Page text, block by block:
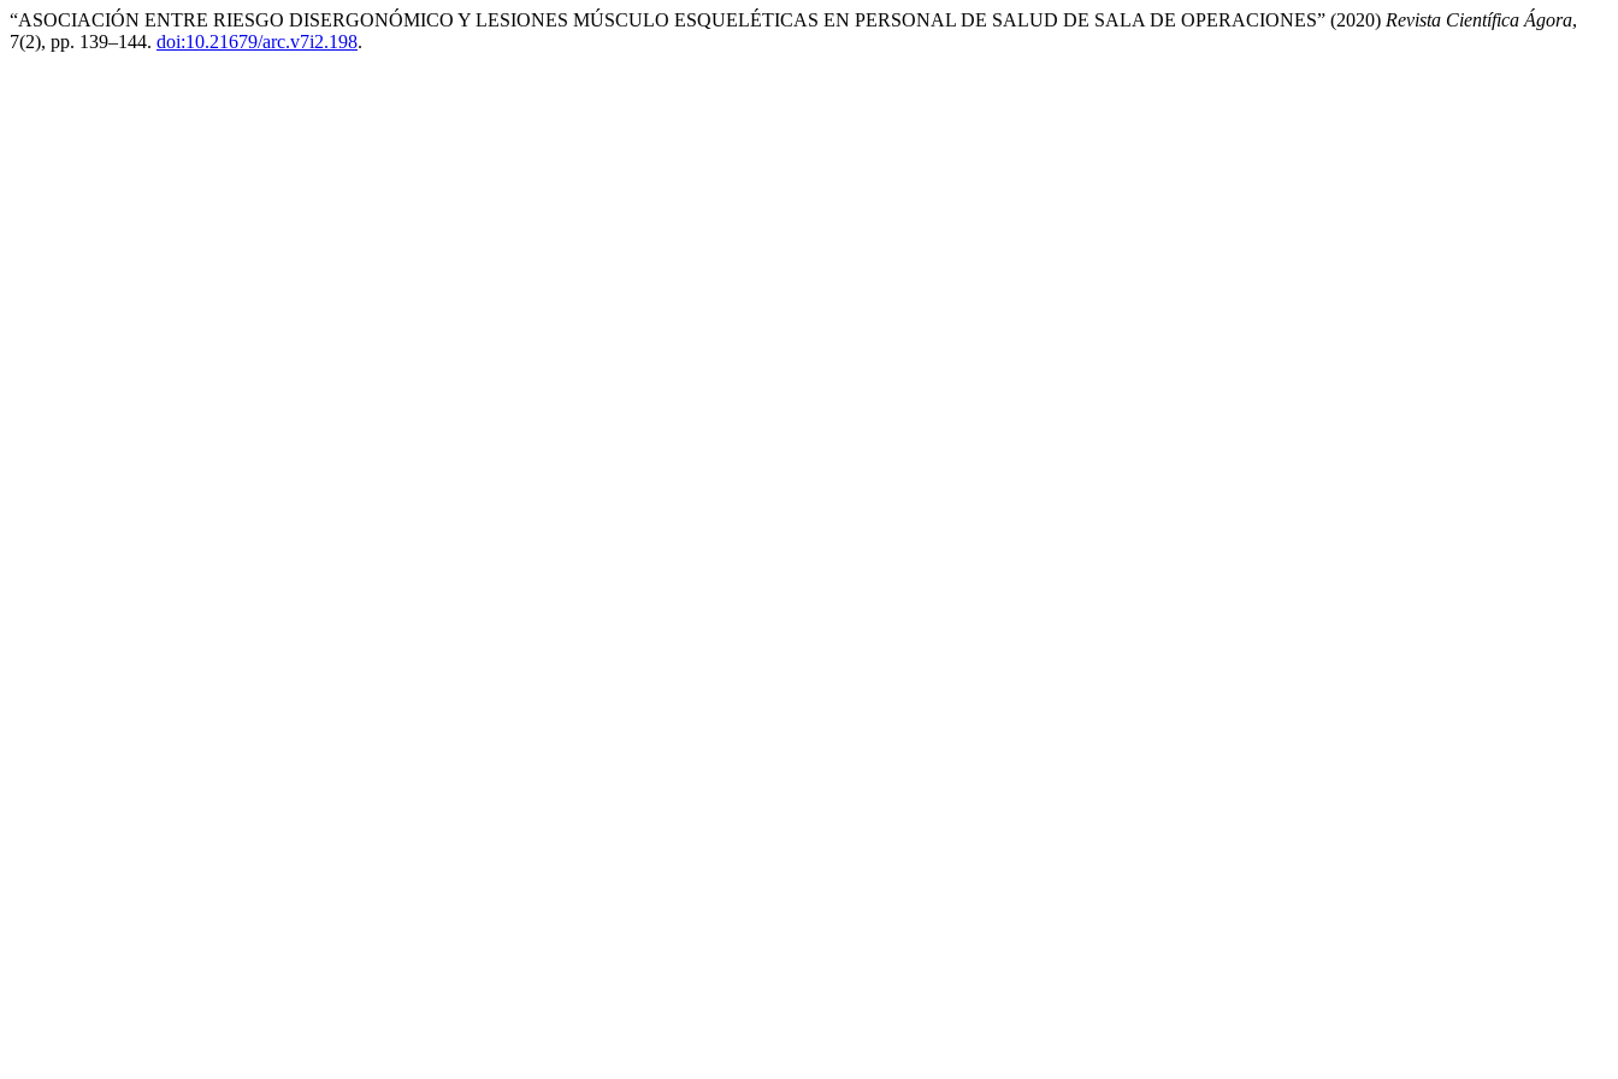
“ASOCIACIÓN ENTRE RIESGO DISERGONÓMICO Y LESIONES MÚSCULO ESQUELÉTICAS EN PERSONAL DE SALUD DE SALA DE OPERACIONES” (2020) Revista Científica Ágora,
7(2), pp. 139–144. doi:10.21679/arc.v7i2.198.